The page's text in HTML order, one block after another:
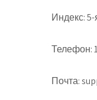
Индекс:
Телефон:
Почта: